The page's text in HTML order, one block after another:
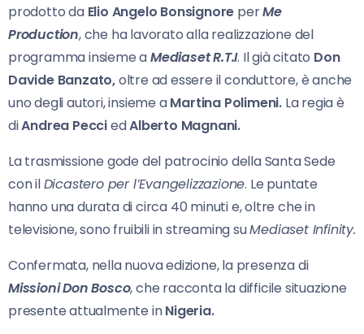
prodotto da Elio Angelo Bonsignore perMe
Production, che ha lavorato alla realizzazione del
programma insieme aMediaset R.T.I. Il già citato Don
Davide Banzato,oltre ad essere il conduttore, è anche
uno degli autori, insieme aMartina Polimeni. La regia è
diAndrea PecciedAlberto Magnani.
La trasmissione gode del patrocinio della Santa Sede
con ilDicastero per l’Evangelizzazione. Le puntate
hanno una durata di circa 40 minuti e, oltre che in
televisione, sono fruibili in streaming suMediaset Infinity.
Confermata, nella nuova edizione, la presenza di
Missioni Don Bosco, che racconta la difficile situazione
presente attualmente inNigeria.